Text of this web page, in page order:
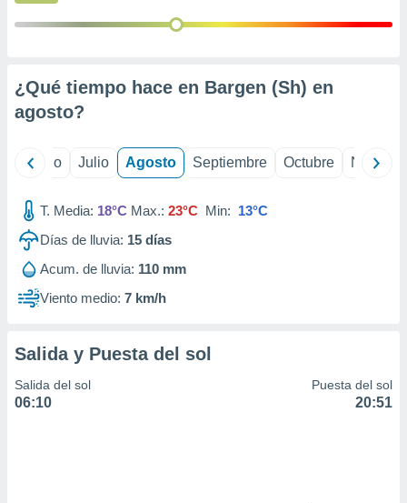
e
mediante
de
¿Qué tiempo hace en Bargen (Sh) en
agosto?
Junio Julio Agosto Septiembre Octubre
T. Media: 18°C Max.: 23°C Min: 13°C
Días de lluvia: 15 días
Acum. de lluvia: 110 mm
Viento medio: 7 km/h
Salida y Puesta del sol
Salida del sol
06:10
Puesta del sol
20:51